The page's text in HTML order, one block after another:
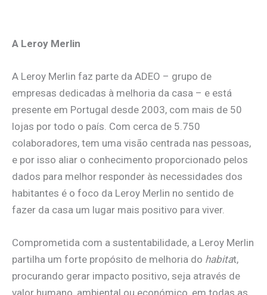
A Leroy Merlin
A Leroy Merlin faz parte da ADEO – grupo de
empresas dedicadas à melhoria da casa – e está
presente em Portugal desde 2003, com mais de 50
lojas por todo o país. Com cerca de 5.750
colaboradores, tem uma visão centrada nas pessoas,
e por isso aliar o conhecimento proporcionado pelos
dados para melhor responder às necessidades dos
habitantes é o foco da Leroy Merlin no sentido de
fazer da casa um lugar mais positivo para viver.
Comprometida com a sustentabilidade, a Leroy Merlin
partilha um forte propósito de melhoria do habitat,
procurando gerar impacto positivo, seja através de